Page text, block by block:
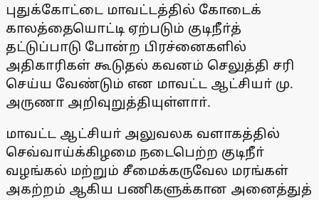
புதுக்கோட்டை மாவட்டத்தில் கோடைக்
காலத்தையொட்டி ஏற்படும் குடிநீா்த்
தட்டுப்பாடு போன்ற பிரச்னைகளில்
அதிகாரிகள் கூடுதல் கவனம் செலுத்தி சரி
செய்ய வேண்டும் என மாவட்ட ஆட்சியா் மு.
அருணா அறிவுறுத்தியுள்ளாா்.
மாவட்ட ஆட்சியா் அலுவலக வளாகத்தில்
செவ்வாய்க்கிழமை நடைபெற்ற குடிநீா்
வழங்கல் மற்றும் சீமைக்கருவேல மரங்கள்
அகற்றம் ஆகிய பணிகளுக்கான அனைத்துத்